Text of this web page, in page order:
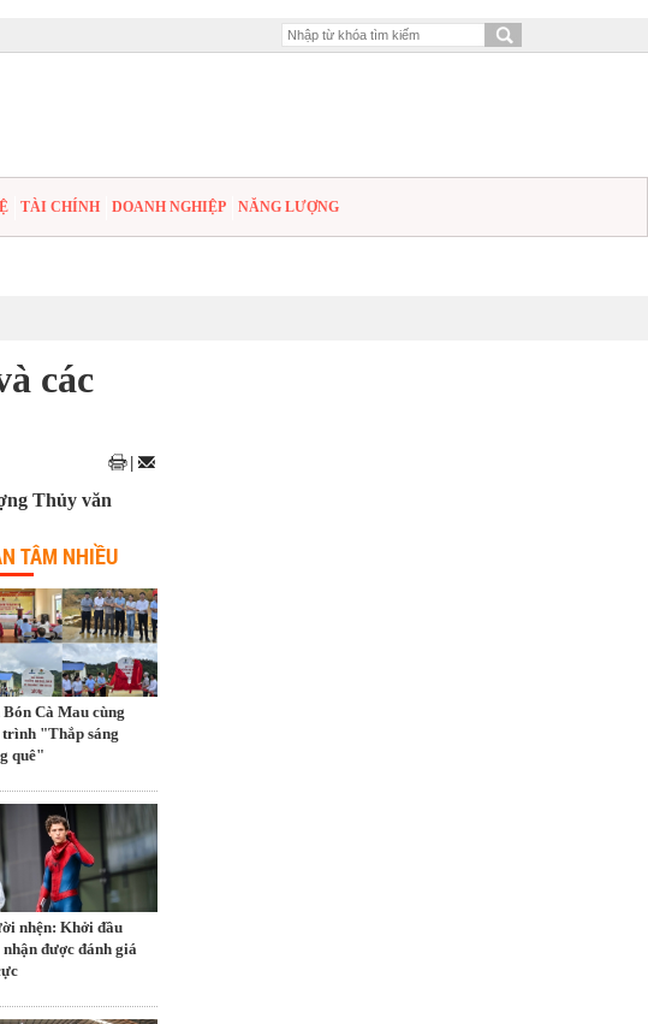
TÀI CHÍNH DOANH NGHIỆP NĂNG LƯỢNG
các
Thủy văn
TÂM NHIỀU
Bón Cà Mau cùng
trình "Thắp sáng
quê"
nhện: Khởi đầu
được đánh giá